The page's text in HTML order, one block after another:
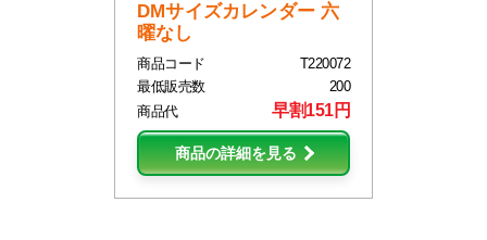
DMサイズカレンダー 六
曜なし
商品コード
T220072
最低販売数
200
商品代
早割151円
商品の詳細を見る